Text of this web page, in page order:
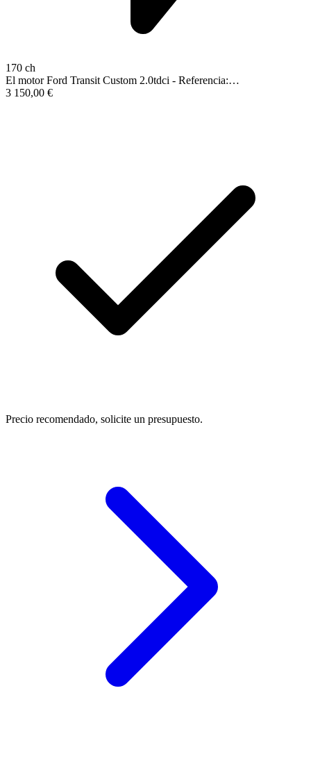
170 ch
El motor Ford Transit Custom 2.0tdci - Referencia:…
3 150,00 €
Precio recomendado, solicite un presupuesto.